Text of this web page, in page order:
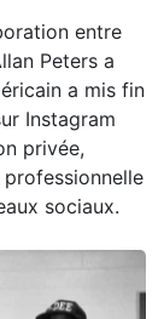
entre
Peters a
a mis fin
Instagram
privée,
sociaux.